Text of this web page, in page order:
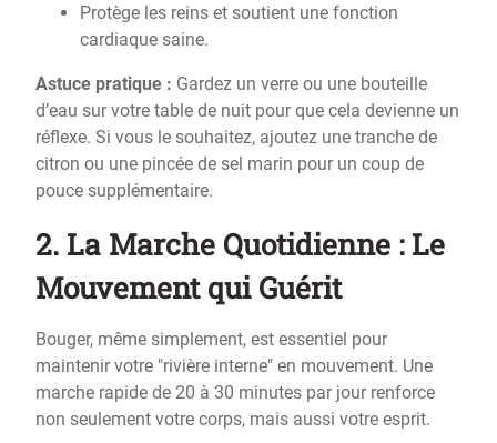
Protège les reins et soutient une fonction
cardiaque saine.
Astuce pratique : Gardez un verre ou une bouteille
d’eau sur votre table de nuit pour que cela devienne un
réflexe. Si vous le souhaitez, ajoutez une tranche de
citron ou une pincée de sel marin pour un coup de
pouce supplémentaire.
2. La Marche Quotidienne : Le
Mouvement qui Guérit
Bouger, même simplement, est essentiel pour
maintenir votre "rivière interne" en mouvement. Une
marche rapide de 20 à 30 minutes par jour renforce
non seulement votre corps, mais aussi votre esprit.